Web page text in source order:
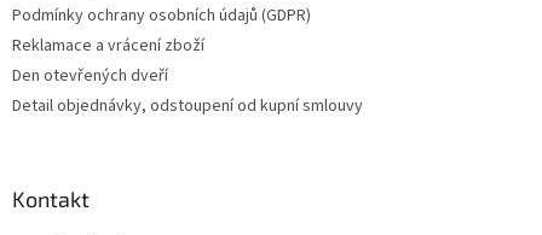
Podmínky ochrany osobních údajů (GDPR)
Reklamace a vrácení zboží
Den otevřených dveří
Detail objednávky, odstoupení od kupní smlouvy
Kontakt